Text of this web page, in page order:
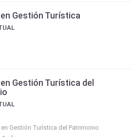
Gestión Turística
Gestión Turística del
Gestión Turística del Patrimonio